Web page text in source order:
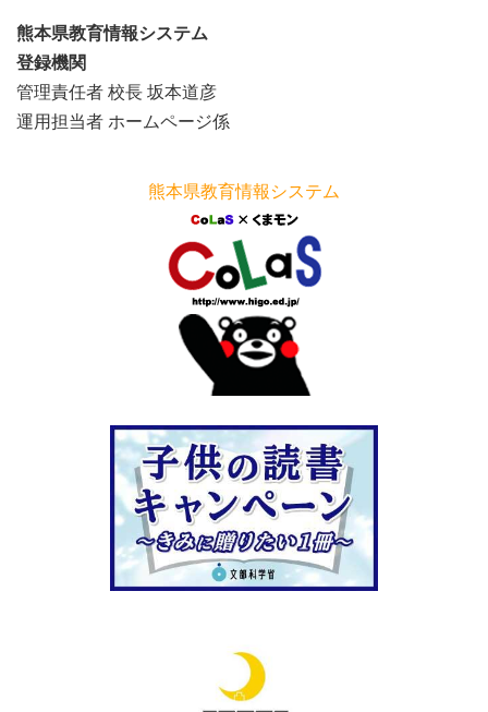
熊本県教育情報システム
登録機関
管理責任者 校長 坂本道彦
運用担当者 ホームページ係
熊本県教育情報システム